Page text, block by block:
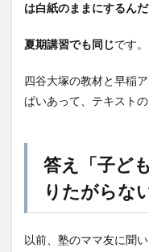
は白紙のままにするんだ
夏期講習でも同じです。
四谷大塚の教材と早稲
ぱいあって、テキスト
答え「子ど
りたがらな
以前、塾のママ友に聞